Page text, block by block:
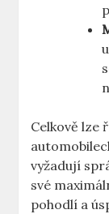
Celkově lze
vyžadují
své
pohodlí a